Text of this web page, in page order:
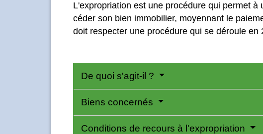
L'expropriation est une procédure qui permet
céder son bien immobilier, moyennant le
doit respecter une procédure qui se déroule
De quoi s'agit-il ?
Biens concernés
Conditions de recours à l'expropriation